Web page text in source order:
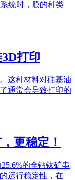
统时，膜的种类
3D打印
这种材料对硅基油
通常会导致打印的
更稳定！
的全钙钛矿串
运行稳定性，在